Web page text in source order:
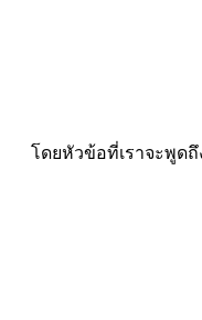
โดยหัวข้อที่เราจะพูด